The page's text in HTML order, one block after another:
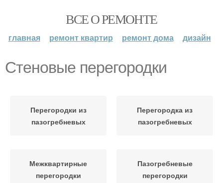
ВСЕ О РЕМОНТЕ
главная ремонт квартир ремонт дома дизайн
Стеновые перегородки
Перегородки из
пазогребневых
Перегородка из
пазогребневых
Межквартирные
перегородки
Пазогребневые
перегородки